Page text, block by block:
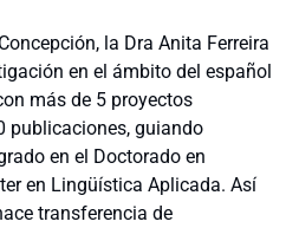
la Dra Anita Ferreira
en el ámbito del español
más de 5 proyectos
publicaciones, guiando
en el Doctorado en
en Lingüística Aplicada. Así
transferencia de